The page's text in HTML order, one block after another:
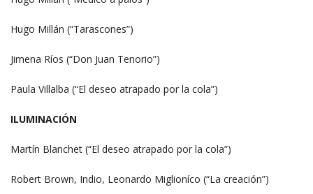
Hugo Millán (“Tarascones”)
Jimena Ríos (“Don Juan Tenorio”)
Paula Villalba (“El deseo atrapado por la cola”)
ILUMINACIÓN
Martín Blanchet (“El deseo atrapado por la cola”)
Robert Brown, Indio, Leonardo Miglioníco (“La creación”)